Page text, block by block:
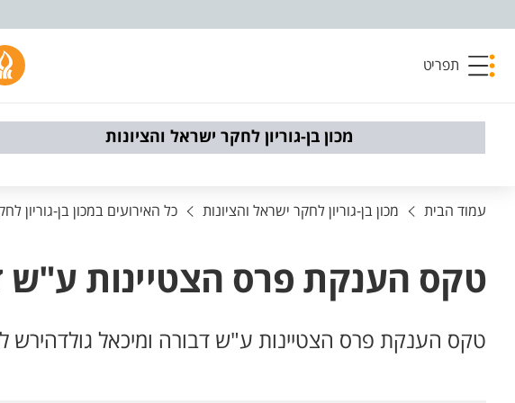
תפריט
מכון בן-גוריון לחקר ישראל והציונות
עמוד הבית מכון בן-גוריון לחקר ישראל והציונות כל האירועים במכון בן-גוריון
טקס הענקת פרס הצטיינות ע"ש
טקס הענקת פרס הצטיינות ע"ש דבורה ומיכאל